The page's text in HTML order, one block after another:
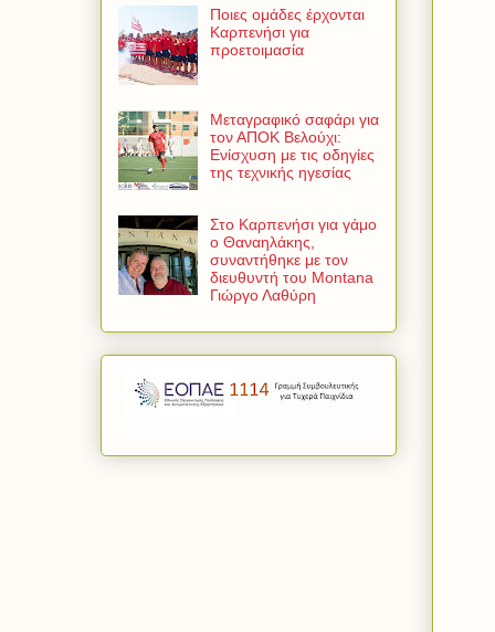
Ποιες ομάδες έρχονται
Καρπενήσι για
προετοιμασία
Μεταγραφικό σαφάρι για
τον ΑΠΟΚ Βελούχι:
Ενίσχυση με τις οδηγίες
της τεχνικής ηγεσίας
Στο Καρπενήσι για γάμο
ο Θαναηλάκης,
συναντήθηκε με τον
διευθυντή του Montana
Γιώργο Λαθύρη